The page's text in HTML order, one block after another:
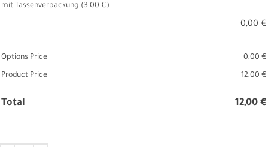
mit Tassenverpackung (3,00 €)
0,00 €
Options Price 0,00 €
Product Price 12,00 €
Total 12,00 €